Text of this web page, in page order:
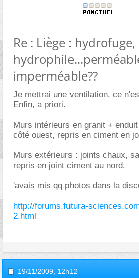
Re : Liège : hydrofuge,
imperméable??
Je mettrai une ventilation, ce
Enfin, a priori.
Murs intérieurs en granit +
côté ouest, repris en ciment en
Murs extérieurs : joints chaux,
repris en joint ciment au nord.
'avais mis qq photos dans la
http://forums.futura-
2.html
19/11/2009, 12h12